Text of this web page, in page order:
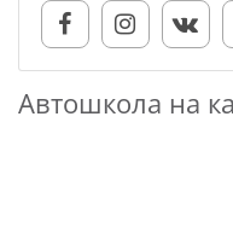
Автошкола на